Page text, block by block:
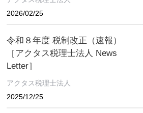
2026/02/25
令和８年度 税制改正（速報）
［アクタス税理士法人 News
Letter］
アクタス税理士法人
2025/12/25